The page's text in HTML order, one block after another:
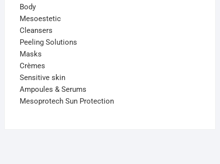
Body
Mesoestetic
Cleansers
Peeling Solutions
Masks
Crèmes
Sensitive skin
Ampoules & Serums
Mesoprotech Sun Protection